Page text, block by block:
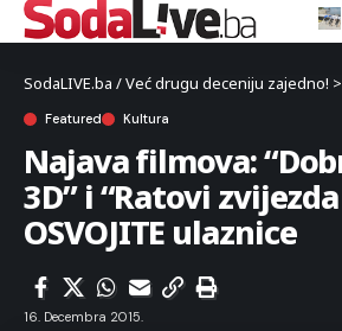
SodaLIVE.ba / Već drugu deceniju zajedno! >
Featured Kultura
Najava filmova:
3D” i “Ratovi zvijezda
OSVOJITE ulaznice
16. Decembra 2015.